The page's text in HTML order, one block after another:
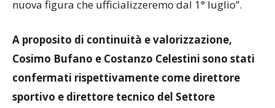
garantire continuità agli staff, pur con qualche
A proposito di continuità e valorizzazione,
Cosimo Bufano e Costanzo Celestini sono stati
confermati rispettivamente come direttore